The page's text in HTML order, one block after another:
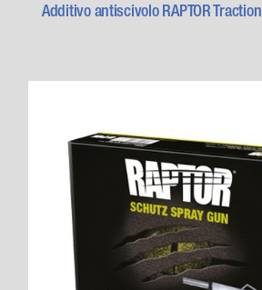
Additivo antiscivolo RAPTOR Traction